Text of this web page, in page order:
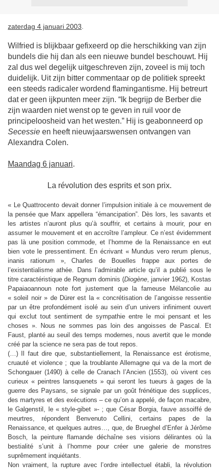
zaterdag 4 januari 2003
Wilfried is blijkbaar gefixeerd op die herschikking van zijn
bundels die hij dan als een nieuwe bundel beschouwt. Hij
zal dus wel degelijk uitgeschreven zijn, zoveel is mij toch
duidelijk. Uit zijn bitter commentaar op de politiek spreekt
een steeds radicaler wordend flamingantisme. Hij betreurt
dat er geen ijkpunten meer zijn. “Ik begrijp de Berber die
zijn waarden niet wenst op te geven in ruil voor de
principeloosheid van het westen.” Hij is geabonneerd op
Secessie en heeft nieuwjaarswensen ontvangen van
Alexandra Colen.
Maandag 6 januari.
La révolution des esprits et son prix.
« Le Quattrocento devait donner l’impulsion initiale à ce mouvement de
la pensée que Marx appellera “émancipation”. Dès lors, les savants et
les artistes n’auront plus qu’à souffrir, et certains à mourir, pour en
assumer le mouvement et en accroître l’ampleur. Ce n’est évidemment
pas là une position commode, et l’homme de la Renaissance en eut
bien vote le pressentiment. En écrivant « Mundus vero rerum plenus,
inanis rationum », Charles de Bouelles frappe aux portes de
l’existentialisme athée. Dans l’admirable article qu’il a publié sous le
titre caractéristique de Regnum dominis (Diogène, janvier 1962), Kostas
Papaiaoannoun note fort justement que la fameuse Mélancolie au
« soleil noir » de Dürer est la « concrétisation de l’angoisse ressentie
par un être profondément isolé au sein d’un univers infiniment ouvert
qui exclut tout sentiment de sympathie entre le moi pensant et les
choses ». Nous ne sommes pas loin des angoisses de Pascal. Et
Faust, planté au seuil des temps modernes, nous avertit que le monde
créé par la science ne sera pas de tout repos.
(…) Il faut dire que, substantiellement, la Renaissance est érotisme,
cruauté et violence ; que la troublante Allemagne qui va de la mort de
Schongauer (1490) à celle de Cranach l’Ancien (1553), où vivent ces
curieux « peintres lansquenets » qui seront les tueurs à gages de la
guerre des Paysans, se signale par un goût frénétique des supplices,
des martyres et des exécutions – ce qu’on a appelé, de façon macabre,
le Galgenstil, le « style-gibet »- ; que César Borgia, fauve assoiffé de
meurtres, répondent Benvenuto Cellini, certains papes de la
Renaissance, et quelques autres…, que, de Brueghel d’Enfer à Jérôme
Bosch, la peinture flamande déchaîne ses visions délirantes où la
bestialité s’unit à l’homme pour créer une galerie de monstres
suprêmement inquiétants.
Non vraiment, la rupture avec l’ordre intellectuel établi, la révolution